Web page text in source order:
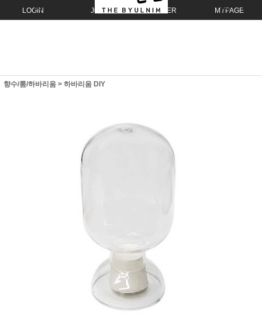
LOGIN JOIN ORDER MYPAGE
향수/룸/하바리움 > 하바리움 DIY